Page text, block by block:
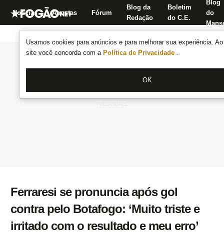
Usamos cookies para anúncios e para melhorar sua experiência.
site você concorda com a Política de Privacidade .
OK
Notícias Apostas Fórum
Blog da
Redação
Boletim
do C.E.
Blog
do
Ferraresi se pronuncia após gol
contra pelo Botafogo: ‘Muito triste e
irritado com o resultado e meu erro’